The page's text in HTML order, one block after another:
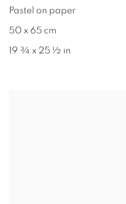
Pastel on paper
50 x 65 cm
19 ¾ x 25 ½ in